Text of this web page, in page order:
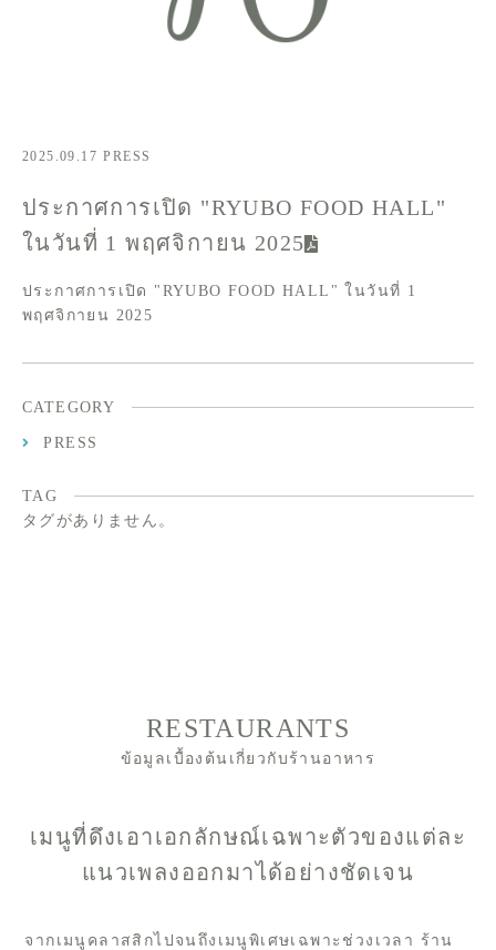
2025.09.17 PRESS
ประกาศการเปิด "RYUBO FOOD HALL"
ในวันที่ 1 พฤศจิกายน 2025
ประกาศการเปิด "RYUBO FOOD HALL" ในวันที่ 1
พฤศจิกายน 2025
CATEGORY
PRESS
TAG
タグがありません。
RESTAURANTS
ข้อมูลเบื้องต้นเกี่ยวกับร้านอาหาร
เมนูที่ดึงเอาเอกลักษณ์เฉพาะตัวของแต่ละ
แนวเพลงออกมาได้อย่างชัดเจน
จากเมนูคลาสสิกไปจนถึงเมนูพิเศษเฉพาะช่วงเวลา ร้าน